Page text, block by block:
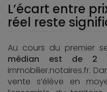
L’écart entre
réel reste
Au cours du premier
médian est de 2
immobilier.notaires.fr.
vente s’élève en